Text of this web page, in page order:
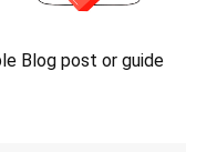
Blog post or guide